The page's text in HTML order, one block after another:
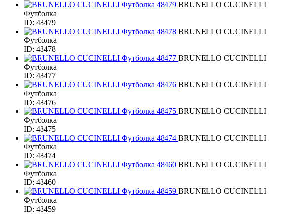
BRUNELLO CUCINELLI
Футболка
ID: 48479
BRUNELLO CUCINELLI
Футболка
ID: 48478
BRUNELLO CUCINELLI
Футболка
ID: 48477
BRUNELLO CUCINELLI
Футболка
ID: 48476
BRUNELLO CUCINELLI
Футболка
ID: 48475
BRUNELLO CUCINELLI
Футболка
ID: 48474
BRUNELLO CUCINELLI
Футболка
ID: 48460
BRUNELLO CUCINELLI
Футболка
ID: 48459